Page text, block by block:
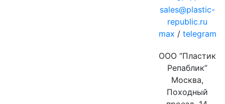
sales@plastic-
republic.ru
max / telegram
ООО “Пластик
Репаблик”
Москва,
Походный